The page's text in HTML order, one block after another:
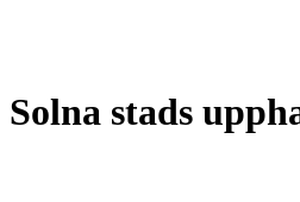
Solna stads